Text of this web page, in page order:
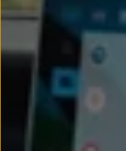
Tiguan
Touran
t-roc-1
Asistencia en carretera